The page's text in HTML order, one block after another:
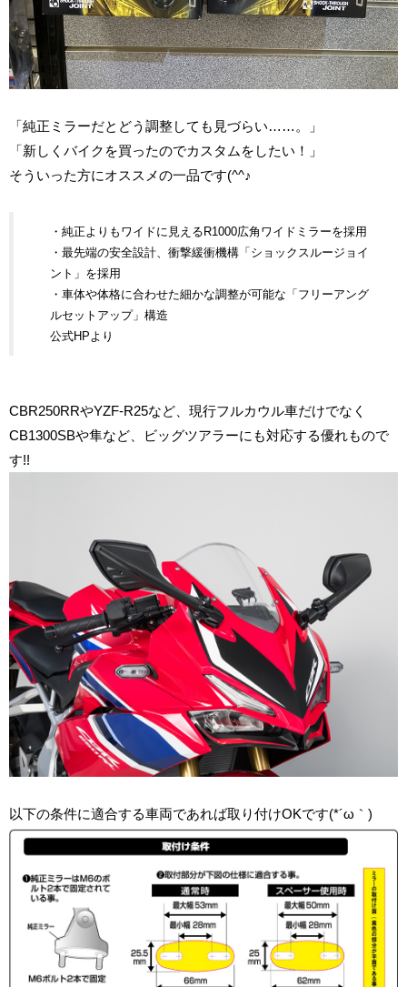
「純正ミラーだとどう調整しても見づらい……。」
「新しくバイクを買ったのでカスタムをしたい！」
そういった方にオススメの一品です(^^♪
・純正よりもワイドに見えるR1000広角ワイドミラーを採用
・最先端の安全設計、衝撃緩衝機構「ショックスルージョイ
ント」を採用
・車体や体格に合わせた細かな調整が可能な「フリーアング
ルセットアップ」構造
公式HPより
CBR250RRやYZF-R25など、現行フルカウル車だけでなく
CB1300SBや隼など、ビッグツアラーにも対応する優れもので
す!!
以下の条件に適合する車両であれば取り付けOKです(*´ω｀)